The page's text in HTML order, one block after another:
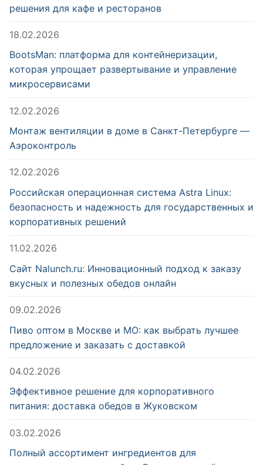
решения для кафе и ресторанов
18.02.2026
BootsMan: платформа для контейнеризации,
которая упрощает развертывание и управление
микросервисами
12.02.2026
Монтаж вентиляции в доме в Санкт-Петербурге —
Аэроконтроль
12.02.2026
Российская операционная система Astra Linux:
безопасность и надежность для государственных и
корпоративных решений
11.02.2026
Сайт Nalunch.ru: Инновационный подход к заказу
вкусных и полезных обедов онлайн
09.02.2026
Пиво оптом в Москве и МО: как выбрать лучшее
предложение и заказать с доставкой
04.02.2026
Эффективное решение для корпоративного
питания: доставка обедов в Жуковском
03.02.2026
Полный ассортимент ингредиентов для